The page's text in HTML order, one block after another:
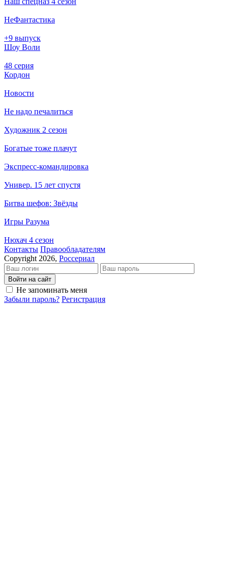
НеФантастика
+9 выпуск
Шоу Воли
48 серия
Кордон
Новости
Не надо печалиться
Художник 2 сезон
Богатые тоже плачут
Экспресс-командировка
Универ. 15 лет спустя
Битва шефов: Звёзды
Игры Разума
Нюхач 4 сезон
Кон­так­ты Пра­во­об­ла­да­те­лям
Copyright 2026, Россериал
Войти на сайт
Не запоминать меня
Забыли пароль? Регистрация